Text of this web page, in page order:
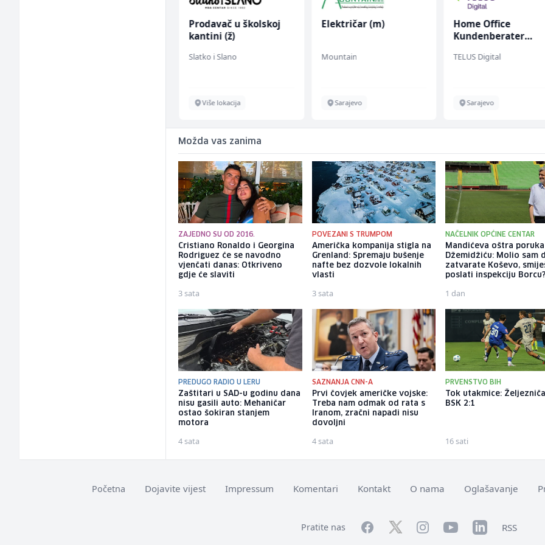
Prodavač u školskoj
kantini (ž)
Slatko i Slano
Više lokacija
Električar (m)
Mountain
Sarajevo
Home Office
Kundenberater
TELUS Digital
Sarajevo
Možda vas zanima
ZAJEDNO SU OD 2016.
Cristiano Ronaldo i Georgina
Rodriguez će se navodno
vjenčati danas: Otkriveno
gdje će slaviti
3 sata
POVEZANI S TRUMPOM
Američka kompanija stigla na
Grenland: Spremaju bušenje
nafte bez dozvole lokalnih
vlasti
3 sata
NAČELNIK OPĆINE CENTAR
Mandićeva oštra poruka
Džemidžiću: Molio sam
zatvarate Koševo,
poslati inspekciju Borcu?
1 dan
PREDUGO RADIO U LERU
Zaštitari u SAD-u godinu dana
nisu gasili auto: Mehaničar
ostao šokiran stanjem
motora
4 sata
SAZNANJA CNN-A
Prvi čovjek američke vojske:
Treba nam odmak od rata s
Iranom, zračni napadi nisu
dovoljni
4 sata
PRVENSTVO BIH
Tok utakmice:
BSK 2:1
16 sati
Početna Dojavite vijest Impressum Komentari Kontakt O nama Oglašavanje
Pratite nas FacebookTwitterInstagramYouTubeLinkedInRSS